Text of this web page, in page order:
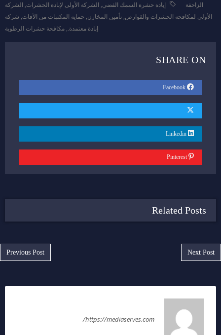
الزاحفة
إبادة حشرة السمك الفضي الشركة الأولى لإبادة الحشرات الشركة
الأولى لمكافحة الحشرات والقوارض تأمين المخازن حماية المكتبات من الآفات شركة
إبادة معتمدة.
مكافحة حشرات الرطوبة
SHARE ON
Related Posts
Post navigation
Previous Post Next Post
https://mediaserves.com/